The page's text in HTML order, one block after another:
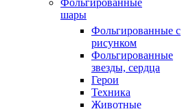
Фольгированные
шары
Фольгированные с
рисунком
Фольгированные
звезды, сердца
Герои
Техника
Животные